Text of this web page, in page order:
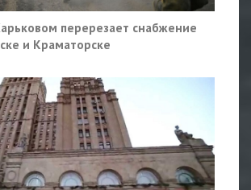
перерезает снабжение
и Краматорске